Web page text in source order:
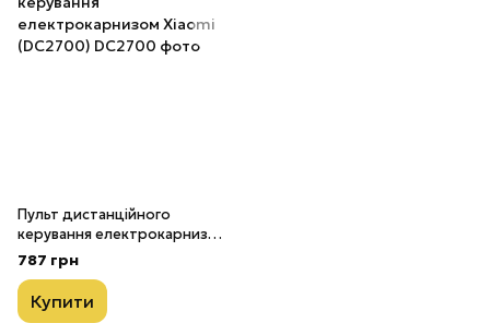
Пульт дистанційного
керування електрокарнизом
Xiaomi (DC2700)
787 грн
Купити